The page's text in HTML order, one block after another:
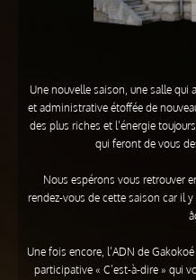
Une nouvelle saison, une salle qui
et administrative étoffée de
des plus riches et l’énergie
qui feront de vous
Nous espérons vous retrouver
rendez-vous de cette saison car il
Une fois encore, l’ADN de
participative « C’est-à-dire » qui